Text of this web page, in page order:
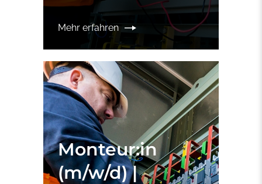
Mehr erfahren
Monteur:in
(m/w/d) |